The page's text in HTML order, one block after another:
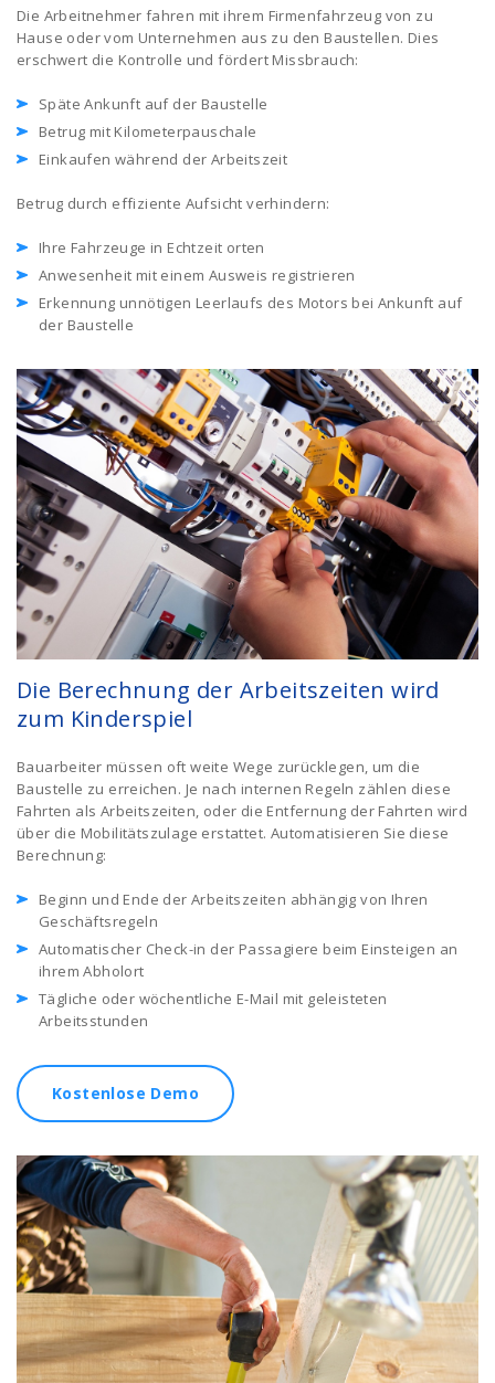
Die Arbeitnehmer fahren mit ihrem Firmenfahrzeug von zu
Hause oder vom Unternehmen aus zu den Baustellen. Dies
erschwert die Kontrolle und fördert Missbrauch:
Späte Ankunft auf der Baustelle
Betrug mit Kilometerpauschale
Einkaufen während der Arbeitszeit
Betrug durch effiziente Aufsicht verhindern:
Ihre Fahrzeuge in Echtzeit orten
Anwesenheit mit einem Ausweis registrieren
Erkennung unnötigen Leerlaufs des Motors bei Ankunft auf
der Baustelle
Die Berechnung der Arbeitszeiten wird
zum Kinderspiel
Bauarbeiter müssen oft weite Wege zurücklegen, um die
Baustelle zu erreichen. Je nach internen Regeln zählen diese
Fahrten als Arbeitszeiten, oder die Entfernung der Fahrten wird
über die Mobilitätszulage erstattet. Automatisieren Sie diese
Berechnung:
Beginn und Ende der Arbeitszeiten abhängig von Ihren
Geschäftsregeln
Automatischer Check-in der Passagiere beim Einsteigen an
ihrem Abholort
Tägliche oder wöchentliche E-Mail mit geleisteten
Arbeitsstunden
Kostenlose Demo